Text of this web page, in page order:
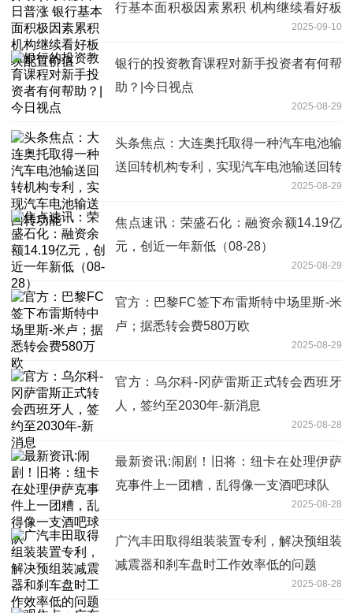
行基本面积极因素累积 机构继续看好板
2025-09-10
银行的投资教育课程对新手投资者有何帮
助？|今日视点
2025-08-29
头条焦点：大连奥托取得一种汽车电池输
送回转机构专利，实现汽车电池输送回转
2025-08-29
焦点速讯：荣盛石化：融资余额14.19亿
元，创近一年新低（08-28）
2025-08-29
官方：巴黎FC签下布雷斯特中场里斯-米
卢；据悉转会费580万欧
2025-08-29
官方：乌尔科-冈萨雷斯正式转会西班牙
人，签约至2030年-新消息
2025-08-28
最新资讯:闹剧！旧将：纽卡在处理伊萨
克事件上一团糟，乱得像一支酒吧球队
2025-08-28
广汽丰田取得组装装置专利，解决预组装
减震器和刹车盘时工作效率低的问题
2025-08-28